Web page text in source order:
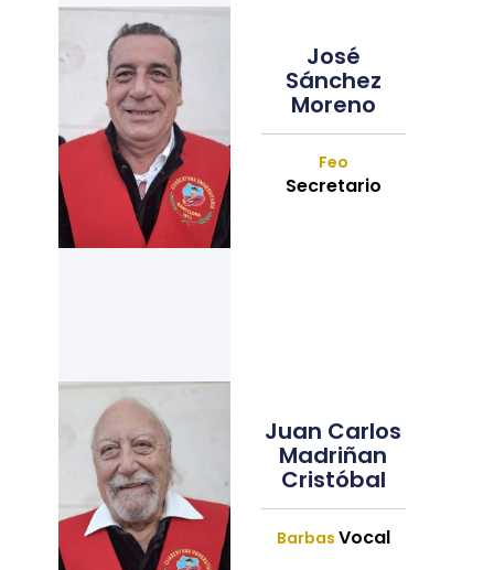
José
Sánchez
Moreno
Feo
Secretario
Juan Carlos
Madriñan
Cristóbal
Barbas Vocal